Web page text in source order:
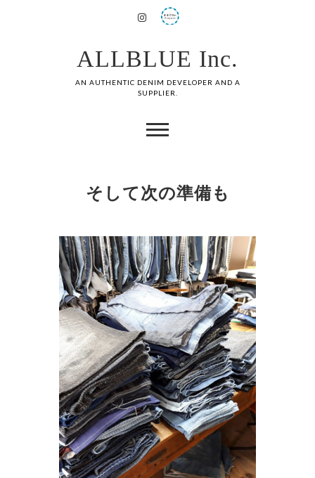
ALLBLUE Inc.
AN AUTHENTIC DENIM DEVELOPER AND A
SUPPLIER.
そして次の準備も